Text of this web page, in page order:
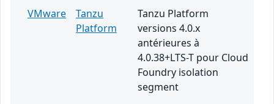
VMware
Tanzu
Platform
Tanzu Platform
versions 4.0.x
antérieures à
4.0.38+LTS-T pour Cloud
Foundry isolation
segment